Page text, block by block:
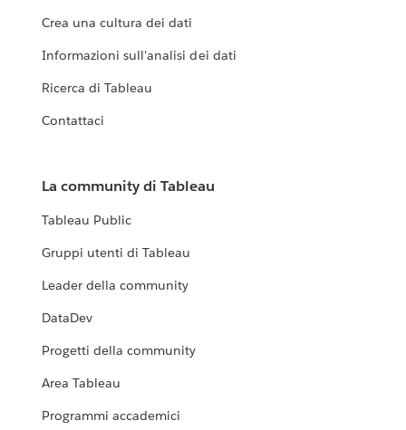
Crea una cultura dei dati
Informazioni sull'analisi dei dati
Ricerca di Tableau
Contattaci
La community di Tableau
Tableau Public
Gruppi utenti di Tableau
Leader della community
DataDev
Progetti della community
Area Tableau
Programmi accademici